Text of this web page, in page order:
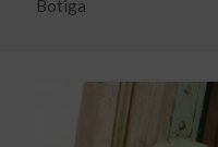
Botiga